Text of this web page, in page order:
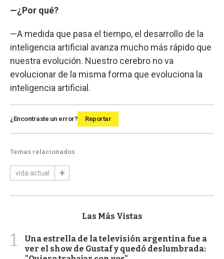
—¿Por qué?
—A medida que pasa el tiempo, el desarrollo de la
inteligencia artificial avanza mucho más rápido que
nuestra evolución. Nuestro cerebro no va
evolucionar de la misma forma que evoluciona la
inteligencia artificial.
¿Encontraste un error? Reportar
Temas relacionados
vida actual
Las Más Vistas
1
Una estrella de la televisión argentina fue a
ver el show de Gustaf y quedó deslumbrada: